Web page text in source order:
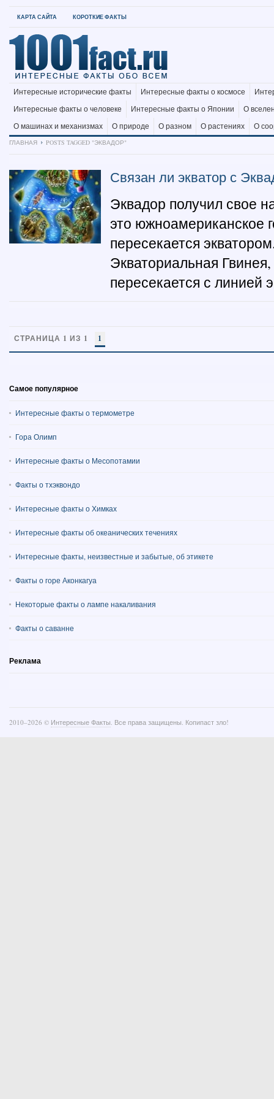
КАРТА САЙТА КОРОТКИЕ ФАКТЫ
Интересные исторические факты Интересные факты о космосе
Интересные факты о человеке
Интересные факты о Японии
О
О машинах и механизмах
О природе О разном О растениях
О
ГЛАВНАЯ
POSTS TAGGED "ЭКВАДОР"
Связан ли экватор с
Эквадор получил свое
это южноамериканское
пересекается
Экваториальная
пересекается с линией
СТРАНИЦА 1 ИЗ 1 1
Самое популярное
Интересные факты о термометре
Гора Олимп
Интересные факты о Месопотамии
Факты о тхэквондо
Интересные факты о Химках
Интересные факты об океанических течениях
Интересные факты, неизвестные и забытые, об этикете
Факты о горе Аконкагуа
Некоторые факты о лампе накаливания
Факты о саванне
Реклама
2010–2026 © Интересные Факты. Все права защищены. Копипаст зло!